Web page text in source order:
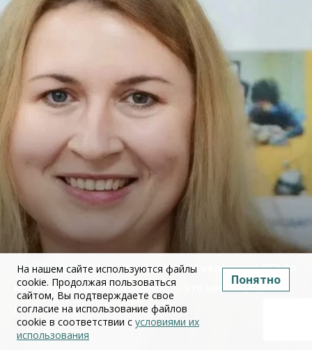
Юлия Дружинина: Объединение ЕГЭ по
истории и обществознанию — это эволюция, а не
революция
02 июля 2026
На нашем сайте используются файлы
cookie. Продолжая пользоваться
сайтом, Вы подтверждаете свое
согласие на использование файлов
cookie в соответствии с условиями их
использования
Понятно